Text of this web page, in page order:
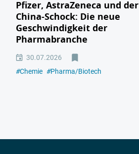
Pfizer, AstraZeneca und der
China-Schock: Die neue
Geschwindigkeit der
Pharmabranche
30.07.2026
#Chemie #Pharma/Biotech